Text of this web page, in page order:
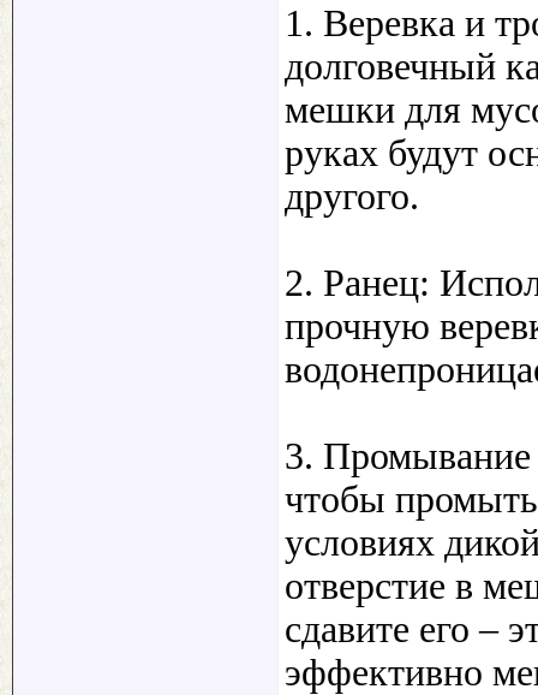
1. Веревка и
долговечный
мешки для
руках будут
другого.
2. Ранец:
прочную
3.
чтобы
условиях
отверстие в
сдавите его –
эффективно